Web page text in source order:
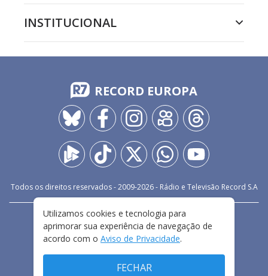
INSTITUCIONAL
RECORD EUROPA
Todos os direitos reservados - 2009-2026- Rádio e Televisão Record S.A
FALE CONOSCO
PRIVACIDADE
TERMOS E CONDIÇÕES DE USO
Utilizamos cookies e tecnologia para
aprimorar sua experiência de navegação de
acordo com o Aviso de Privacidade.
FECHAR